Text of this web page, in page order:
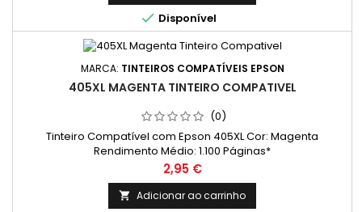
 Disponível
MARCA: TINTEIROS COMPATÍVEIS EPSON
405XL MAGENTA TINTEIRO COMPATIVEL
(0)
Tinteiro Compatível com Epson 405XL Cor: Magenta
Rendimento Médio: 1.100 Páginas*
Preço
2,95 €
 Adicionar ao carrinho